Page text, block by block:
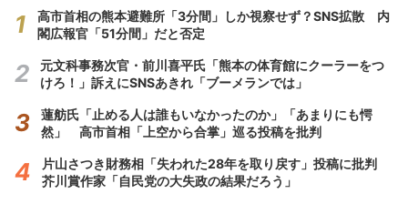
高市首相の熊本避難所「3分間」しか視察せず？SNS拡散 内
閣広報官「51分間」だと否定
元文科事務次官・前川喜平氏「熊本の体育館にクーラーをつ
けろ！」訴えにSNSあきれ「ブーメランでは」
蓮舫氏「止める人は誰もいなかったのか」「あまりにも愕
然」 高市首相「上空から合掌」巡る投稿を批判
片山さつき財務相「失われた28年を取り戻す」投稿に批判
芥川賞作家「自民党の大失政の結果だろう」